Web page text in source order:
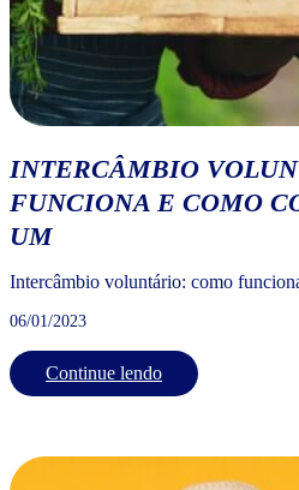
INTERCÂMBIO
FUNCIONA E COMO
UM
Intercâmbio voluntário: como
06/01/2023
Continue lendo